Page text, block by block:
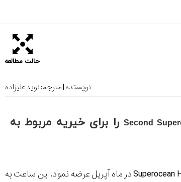
حالت مطالعه
نویسنده | مترجم:نوید علیزاده
Second را برای خیریه مربوط به
Superoceanدر ماه آپریل عرضه نمود. این ساعت به